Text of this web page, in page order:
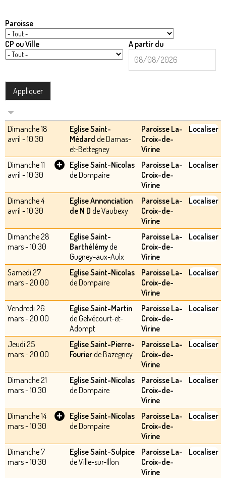
Paroisse
CP ou Ville
A partir du
partir
du
Dimanche 18
avril - 10:30
Eglise Saint-
Médard de Damas-
et-Bettegney
Paroisse La-
Croix-de-
Virine
Localiser
Dimanche 11
avril - 10:30
+
Eglise Saint-Nicolas
de Dompaire
Paroisse La-
Croix-de-
Virine
Localiser
Dimanche 4
avril - 10:30
Eglise Annonciation
de N D de Vaubexy
Paroisse La-
Croix-de-
Virine
Localiser
Dimanche 28
mars - 10:30
Eglise Saint-
Barthélémyde
Gugney-aux-Aulx
Paroisse La-
Croix-de-
Virine
Localiser
Samedi 27
mars - 20:00
Eglise Saint-Nicolas
de Dompaire
Paroisse La-
Croix-de-
Virine
Localiser
Vendredi 26
mars - 20:00
Eglise Saint-Martin
de Gelvécourt-et-
Adompt
Paroisse La-
Croix-de-
Virine
Localiser
Jeudi 25
mars - 20:00
Eglise Saint-Pierre-
Fourierde Bazegney
Paroisse La-
Croix-de-
Virine
Localiser
Dimanche 21
mars - 10:30
Eglise Saint-Nicolas
de Dompaire
Paroisse La-
Croix-de-
Virine
Localiser
Dimanche 14
mars - 10:30
+
Eglise Saint-Nicolas
de Dompaire
Paroisse La-
Croix-de-
Virine
Localiser
Dimanche 7
mars - 10:30
Eglise Saint-Sulpice
de Ville-sur-Illon
Paroisse La-
Croix-de-
Virine
Localiser